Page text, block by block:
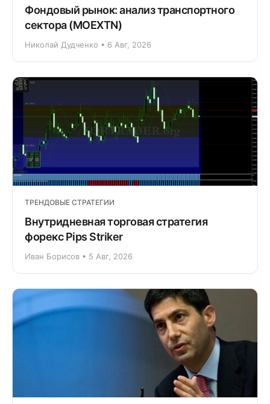
Фондовый рынок: анализ транспортного
сектора (MOEXTN)
Николай Дудченко • 6 Авг, 2026
ТРЕНДОВЫЕ СТРАТЕГИИ
Внутридневная торговая стратегия
форекс Pips Striker
Иван Борисов • 5 Авг, 2026